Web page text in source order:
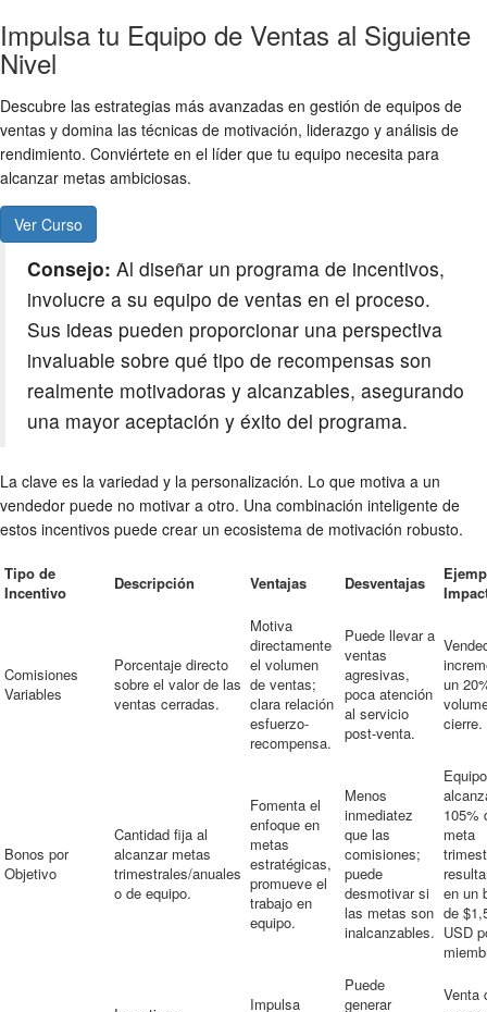
Impulsa tu Equipo de Ventas al Siguiente
Nivel
Descubre las estrategias más avanzadas en gestión de equipos de
ventas y domina las técnicas de motivación, liderazgo y análisis de
rendimiento. Conviértete en el líder que tu equipo necesita para
alcanzar metas ambiciosas.
Ver Curso
Consejo: Al diseñar un programa de incentivos,
involucre a su equipo de ventas en el proceso.
Sus ideas pueden proporcionar una perspectiva
invaluable sobre qué tipo de recompensas son
realmente motivadoras y alcanzables, asegurando
una mayor aceptación y éxito del programa.
La clave es la variedad y la personalización. Lo que motiva a un
vendedor puede no motivar a otro. Una combinación inteligente de
estos incentivos puede crear un ecosistema de motivación robusto.
Tipo de
Incentivo
Descripción Ventajas Desventajas
Comisiones
Variables
Porcentaje directo
sobre el valor de las
ventas cerradas.
Motiva
directamente
el volumen
de ventas;
clara relación
esfuerzo-
recompensa.
Puede llevar a
ventas
agresivas,
poca atención
al servicio
post-venta.
un
cierre.
Bonos por
Objetivo
Cantidad fija al
alcanzar metas
trimestrales/anuales
o de equipo.
Fomenta el
enfoque en
metas
estratégicas,
promueve el
trabajo en
equipo.
Menos
inmediatez
que las
comisiones;
puede
desmotivar si
las metas son
inalcanzables.
Equipo
105%
meta
en un
de
USD
Impulsa
Puede
generar
Venta